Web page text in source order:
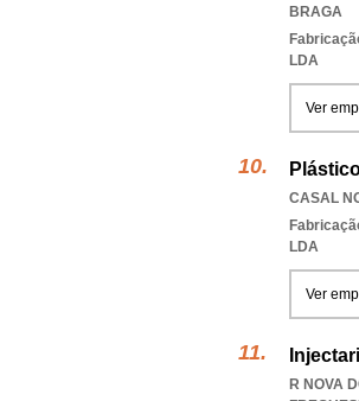
BRAGA
LDA
Ver
CASAL
LDA
Ver
R NOVA